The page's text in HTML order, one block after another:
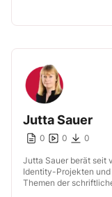
Jutta Sauer
0 0 0
Jutta Sauer berät seit
Identity-Projekten und
Themen der